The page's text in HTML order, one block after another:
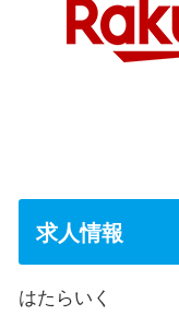
求人情報
はたらいく